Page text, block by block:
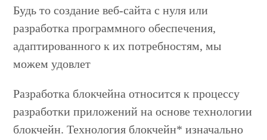
Будь то создание веб-сайта с нуля или
разработка программного обеспечения,
адаптированного к их потребностям, мы
можем удовлет
Разработка блокчейна относится к процессу
разработки приложений на основе технологии
блокчейн. Технология блокчейн* изначально